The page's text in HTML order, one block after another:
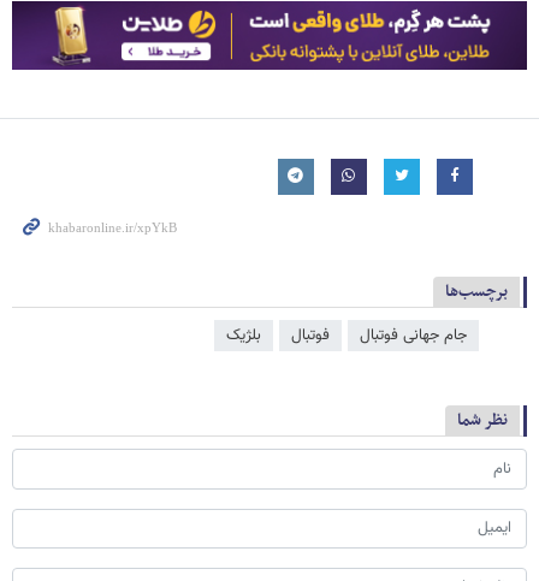
برچسب‌ها
جام جهانی فوتبال فوتبال بلژیک
نظر شما